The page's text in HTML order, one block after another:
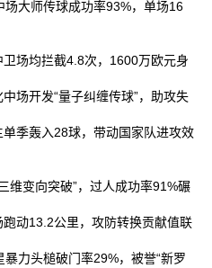
大师传球成功率93%，单场16
场均拦截4.8次，1600万欧元身
场开发“量子纠缠传球”，助攻失
季轰入28球，带动国家队进攻效
维变向突破”，过人成功率91%碾
动13.2公里，攻防转换贡献值联
力头槌破门率29%，被誉“新罗